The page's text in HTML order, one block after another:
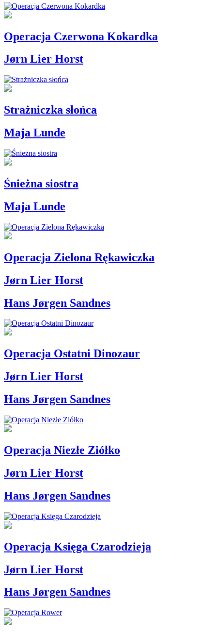
Operacja Czerwona Kokardka
Jørn Lier Horst
Strażniczka słońca
Maja Lunde
Śnieżna siostra
Maja Lunde
Operacja Zielona Rękawiczka
Jørn Lier Horst
Hans Jørgen Sandnes
Operacja Ostatni Dinozaur
Jørn Lier Horst
Hans Jørgen Sandnes
Operacja Niezłe Ziółko
Jørn Lier Horst
Hans Jørgen Sandnes
Operacja Księga Czarodzieja
Jørn Lier Horst
Hans Jørgen Sandnes